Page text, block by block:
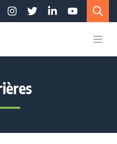
InstagramTwitterLinkedInYouTube